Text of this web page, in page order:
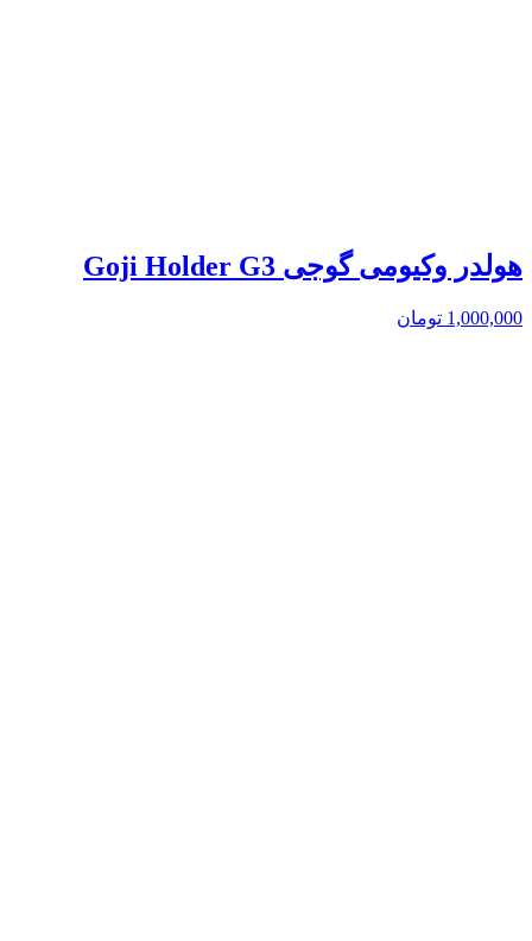
هولدر وکیومی گوجی Goji Holder G3
1,000,000 تومان